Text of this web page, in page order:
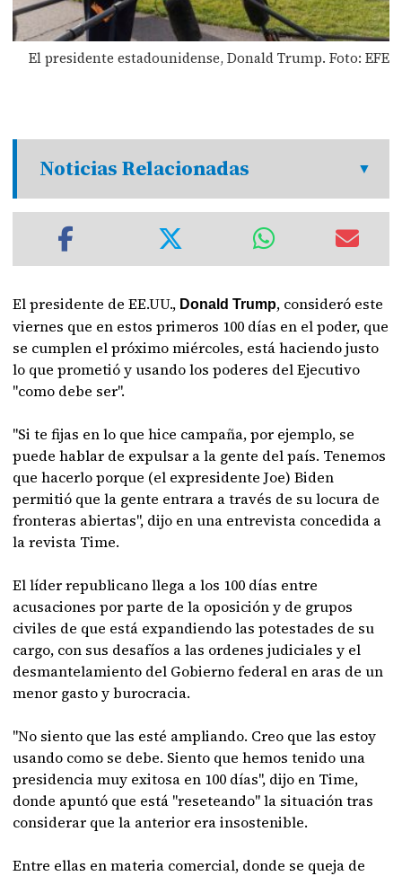
El presidente estadounidense, Donald Trump. Foto: EFE
Noticias Relacionadas
El presidente de EE.UU., Donald Trump, consideró este
viernes que en estos primeros 100 días en el poder, que
se cumplen el próximo miércoles, está haciendo justo
lo que prometió y usando los poderes del Ejecutivo
"como debe ser".
"Si te fijas en lo que hice campaña, por ejemplo, se
puede hablar de expulsar a la gente del país. Tenemos
que hacerlo porque (el expresidente Joe) Biden
permitió que la gente entrara a través de su locura de
fronteras abiertas", dijo en una entrevista concedida a
la revista Time.
El líder republicano llega a los 100 días entre
acusaciones por parte de la oposición y de grupos
civiles de que está expandiendo las potestades de su
cargo, con sus desafíos a las ordenes judiciales y el
desmantelamiento del Gobierno federal en aras de un
menor gasto y burocracia.
"No siento que las esté ampliando. Creo que las estoy
usando como se debe. Siento que hemos tenido una
presidencia muy exitosa en 100 días", dijo en Time,
donde apuntó que está "reseteando" la situación tras
considerar que la anterior era insostenible.
Entre ellas en materia comercial, donde se queja de